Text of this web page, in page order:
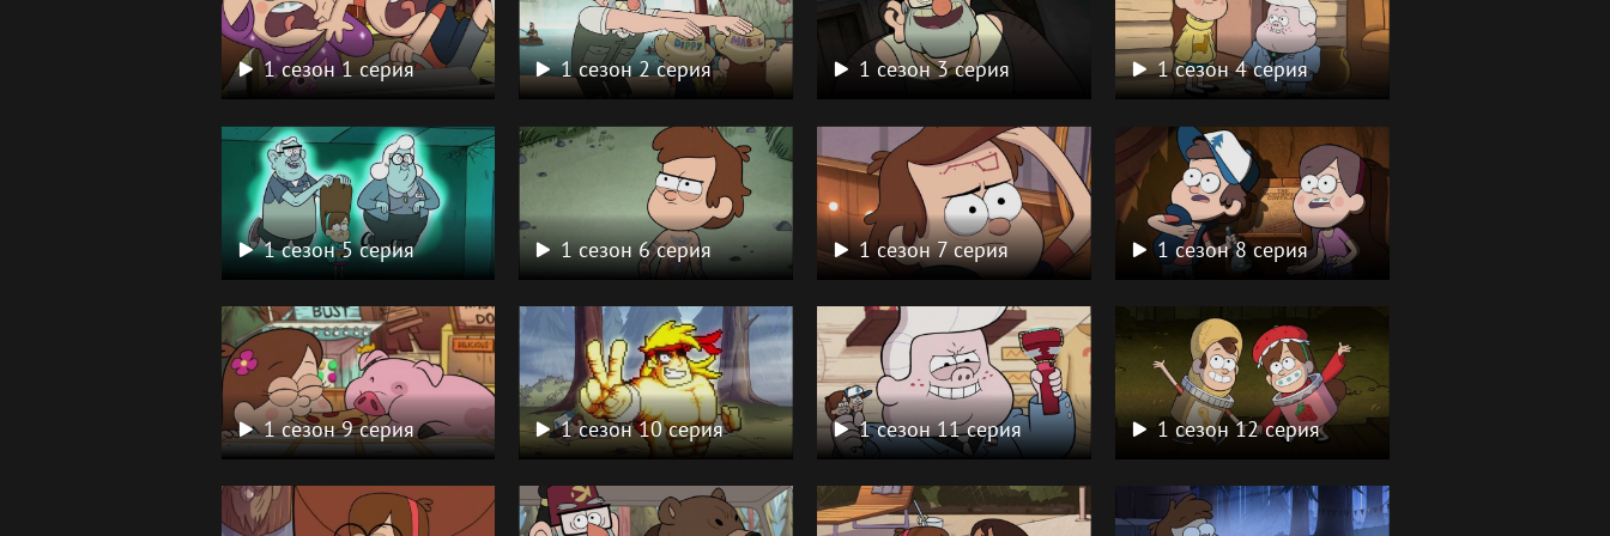
1 сезон 1 серия 1 сезон 2 серия 1 сезон 3 серия 1 сезон 4 серия
1 сезон 5 серия 1 сезон 6 серия 1 сезон 7 серия 1 сезон 8 серия
1 сезон 9 серия 1 сезон 10 серия 1 сезон 11 серия 1 сезон 12 серия